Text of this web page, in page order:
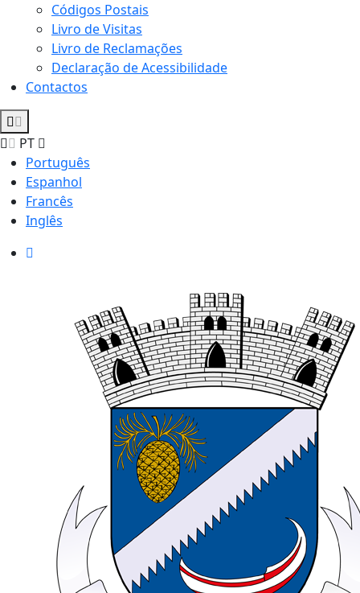
Códigos Postais
Livro de Visitas
Livro de Reclamações
Declaração de Acessibilidade
Contactos
PT
Português
Espanhol
Francês
Inglês